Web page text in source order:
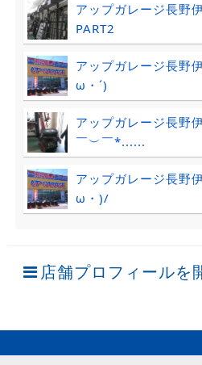
アップガレージ長野
PART2
アップガレージ長野
ω・´)ゞ
アップガレージ長
￣︶￣*......
アップガレージ長野
ω・)/
店舗プロフィールを